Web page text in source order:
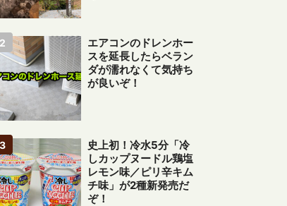
エアコンのドレンホー
スを延長したらベラン
ダが濡れなくて気持ち
が良いぞ！
史上初！冷水5分「冷
しカップヌードル鶏塩
レモン味／ピリ辛キム
チ味」が2種新発売だ
ぞ！